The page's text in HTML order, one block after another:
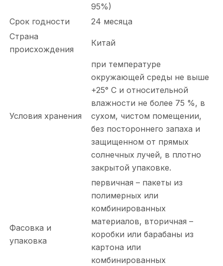
95%)
Срок годности
24 месяца
Страна
происхождения
Китай
Условия хранения
при температуре
окружающей среды не выше
+25° С и относительной
влажности не более 75 %, в
сухом, чистом помещении,
без постороннего запаха и
защищенном от прямых
солнечных лучей, в плотно
закрытой упаковке.
Фасовка и
упаковка
первичная – пакеты из
полимерных или
комбинированных
материалов, вторичная –
коробки или барабаны из
картона или
комбинированных